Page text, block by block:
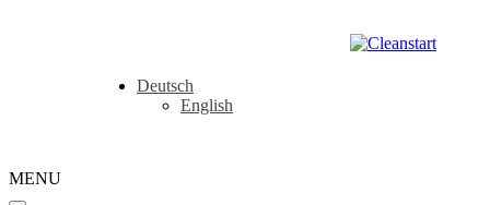
Deutsch
English
MENU